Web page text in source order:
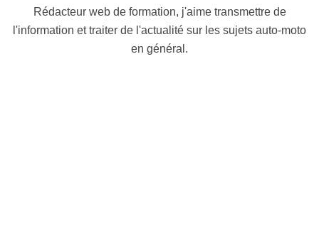
Rédacteur web de formation, j'aime transmettre de
l'information et traiter de l'actualité sur les sujets auto-moto
en général.